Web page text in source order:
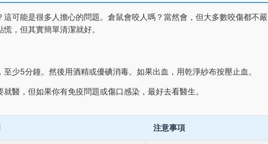
可能是很多人擔心的問題。倉鼠會咬人嗎？當然會，但大多數咬傷都不嚴
，但其實簡單清潔就好。
少5分鐘。然後用酒精或優碘消毒。如果出血，用乾淨紗布按壓止血。
醫，但如果你有免疫問題或傷口感染，最好去看醫生。
注意事項